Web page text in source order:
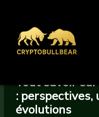
Tout savoir
: perspectives,
évolutions